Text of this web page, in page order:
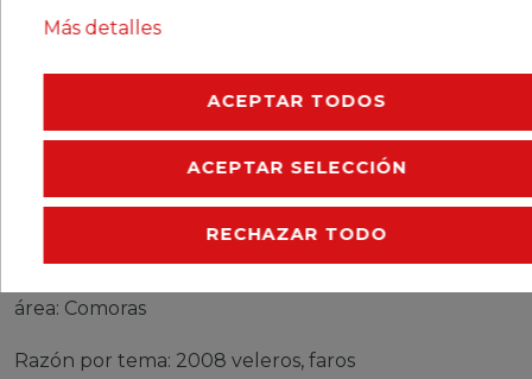
área: Comoras
Razón por tema: 2008 veleros, faros
Más detalles
ACEPTAR TODOS
ACEPTAR SELECCIÓN
RECHAZAR TODO